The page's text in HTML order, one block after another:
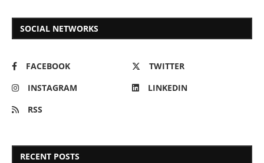
SOCIAL NETWORKS
FACEBOOK
TWITTER
INSTAGRAM
LINKEDIN
RSS
RECENT POSTS